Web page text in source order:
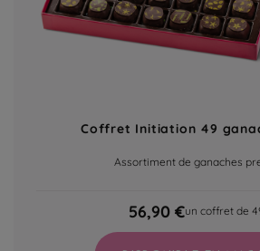
Coffret Initiation 49
Assortiment de ganaches
56,90 €un coffret de